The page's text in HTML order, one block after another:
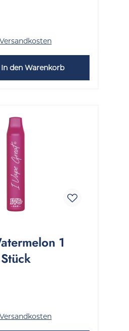
In den Warenkorb
1